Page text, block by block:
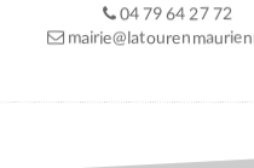
04 79 64 27 72